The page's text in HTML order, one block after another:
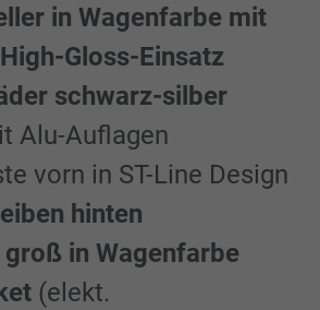
in Wagenfarbe mit
Gloss-Einsatz
schwarz-silber
Alu-Auflagen
vorn in ST-Line Design
hinten
in Wagenfarbe
(elekt.